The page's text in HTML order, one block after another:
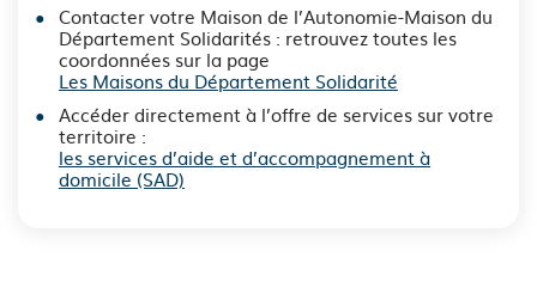
Contacter votre Maison de l’Autonomie-Maison du
Département Solidarités : retrouvez toutes les
coordonnées sur la page
Les Maisons du Département Solidarité
Accéder directement à l’offre de services sur votre
territoire :
les services d’aide et d’accompagnement à
domicile (SAD)